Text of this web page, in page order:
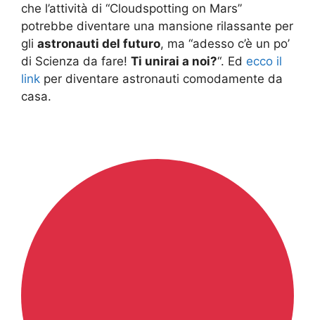
che l’attività di “Cloudspotting on Mars”
potrebbe diventare una mansione rilassante per
gli astronauti del futuro, ma “adesso c’è un po’
di Scienza da fare! Ti unirai a noi?“. Ed ecco il
link per diventare astronauti comodamente da
casa.